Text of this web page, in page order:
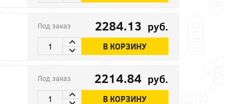
Под заказ 2284.13 руб.
В КОРЗИНУ
Под заказ 2214.84 руб.
В КОРЗИНУ